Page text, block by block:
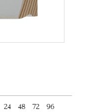
24 48 72 96